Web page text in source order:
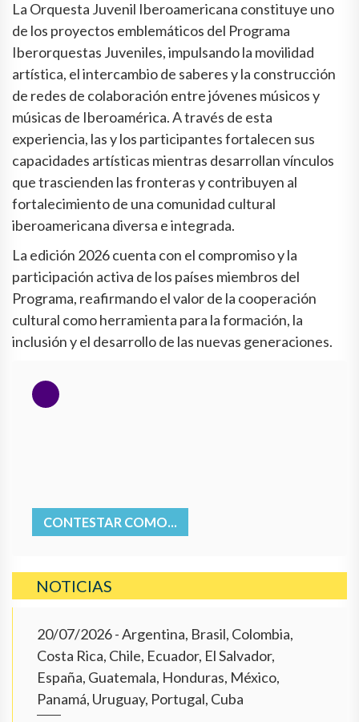
La Orquesta Juvenil Iberoamericana constituye uno
de los proyectos emblemáticos del Programa
Iberorquestas Juveniles, impulsando la movilidad
artística, el intercambio de saberes y la construcción
de redes de colaboración entre jóvenes músicos y
músicas de Iberoamérica. A través de esta
experiencia, las y los participantes fortalecen sus
capacidades artísticas mientras desarrollan vínculos
que trascienden las fronteras y contribuyen al
fortalecimiento de una comunidad cultural
iberoamericana diversa e integrada.
La edición 2026 cuenta con el compromiso y la
participación activa de los países miembros del
Programa, reafirmando el valor de la cooperación
cultural como herramienta para la formación, la
inclusión y el desarrollo de las nuevas generaciones.
CONTESTAR COMO...
NOTICIAS
20/07/2026- Argentina, Brasil, Colombia,
Costa Rica, Chile, Ecuador, El Salvador,
España, Guatemala, Honduras, México,
Panamá, Uruguay, Portugal, Cuba